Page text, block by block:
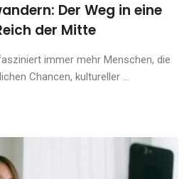
Der Weg in eine
der Mitte
immer mehr Menschen, die
Chancen, kultureller ...